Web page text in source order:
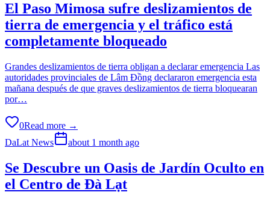
El Paso Mimosa sufre deslizamientos de
tierra de emergencia y el tráfico está
completamente bloqueado
Grandes deslizamientos de tierra obligan a declarar emergencia Las
autoridades provinciales de Lâm Đồng declararon emergencia esta
mañana después de que graves deslizamientos de tierra bloquearan
por…
0Read more →
DaLat News
about 1 month ago
Se Descubre un Oasis de Jardín Oculto en
el Centro de Đà Lạt